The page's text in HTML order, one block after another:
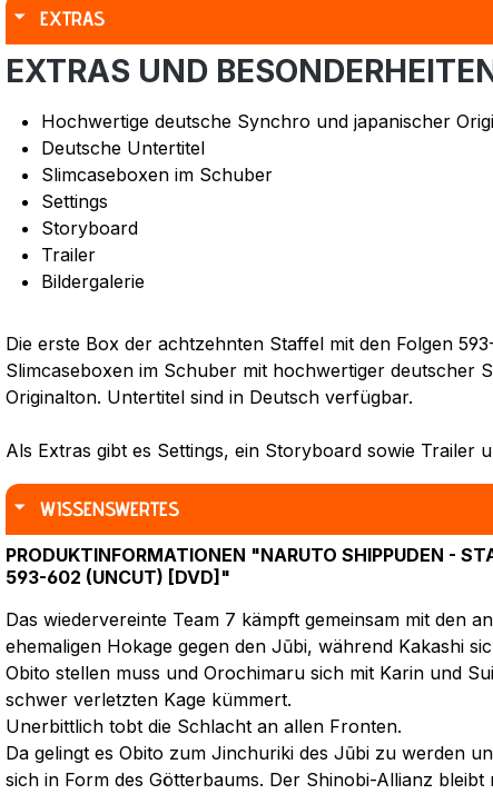
EXTRAS
EXTRAS UND
Hochwertige deutsche Synchro und japanischer
Deutsche Untertitel
Slimcaseboxen im Schuber
Settings
Storyboard
Trailer
Bildergalerie
Die erste Box der achtzehnten Staffel mit den Folgen
Slimcaseboxen im Schuber mit hochwertiger deutscher
Originalton. Untertitel sind in Deutsch verfügbar.
Als Extras gibt es Settings, ein Storyboard sowie Trailer
WISSENSWERTES
PRODUKTINFORMATIONEN "NARUTO SHIPPUDEN -
593-602 (UNCUT) [DVD]"
Das wiedervereinte Team 7 kämpft gemeinsam mit den
ehemaligen Hokage gegen den Jūbi, während Kakashi
Obito stellen muss und Orochimaru sich mit Karin und
schwer verletzten Kage kümmert.
Unerbittlich tobt die Schlacht an allen Fronten.
Da gelingt es Obito zum Jinchuriki des Jūbi zu werden
sich in Form des Götterbaums. Der Shinobi-Allianz bleibt